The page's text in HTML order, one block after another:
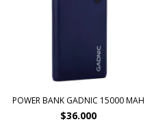
POWER BANK GADNIC 15000 MAH
$36.000